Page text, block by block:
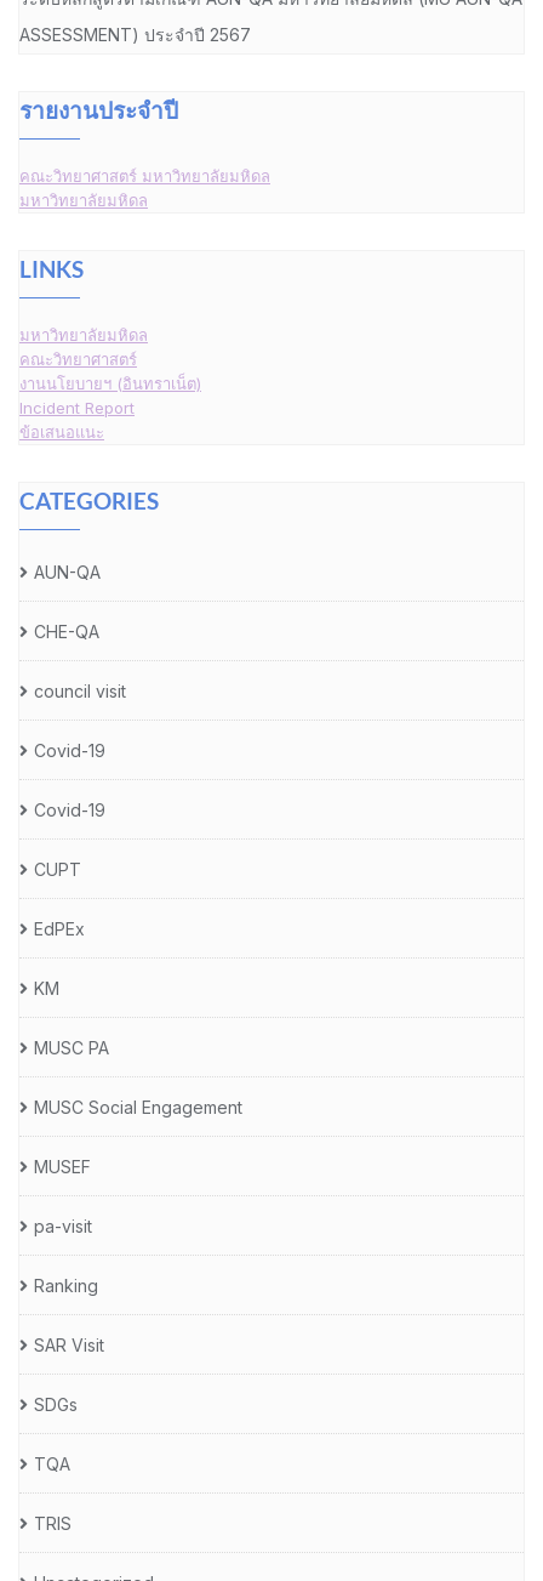
ASSESSMENT) ประจำปี 2567
รายงานประจำปี
คณะวิทยาศาสตร์ มหาวิทยาลัยมหิดล
มหาวิทยาลัยมหิดล
LINKS
มหาวิทยาลัยมหิดล
คณะวิทยาศาสตร์
งานนโยบายฯ (อินทราเน็ต)
Incident Report
ข้อเสนอแนะ
CATEGORIES
AUN-QA
CHE-QA
council visit
Covid-19
Covid-19
CUPT
EdPEx
KM
MUSC PA
MUSC Social Engagement
MUSEF
pa-visit
Ranking
SAR Visit
SDGs
TQA
TRIS